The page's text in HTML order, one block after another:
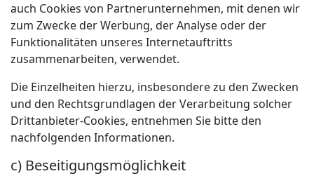
auch Cookies von Partnerunternehmen, mit denen wir
zum Zwecke der Werbung, der Analyse oder der
Funktionalitäten unseres Internetauftritts
zusammenarbeiten, verwendet.
Die Einzelheiten hierzu, insbesondere zu den Zwecken
und den Rechtsgrundlagen der Verarbeitung solcher
Drittanbieter-Cookies, entnehmen Sie bitte den
nachfolgenden Informationen.
c) Beseitigungsmöglichkeit